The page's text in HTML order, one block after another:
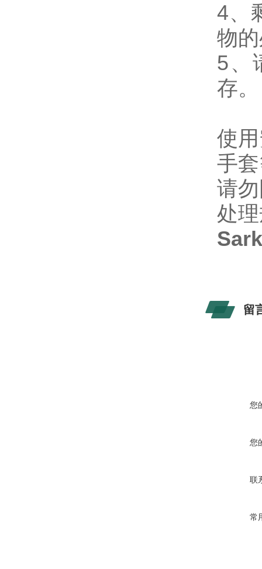
4、
物
5、
存。
使
手
请
处
留
您
您
联
常